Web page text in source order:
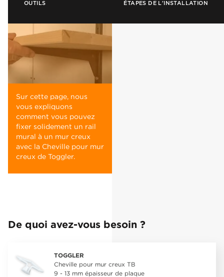
OUTILS ÉTAPES DE L'INSTALLATION
Sur cette page, nous
vous expliquons
comment vous pouvez
fixer solidement un rail
mural à un mur creux
avec la Cheville pour mur
creux de Toggler.
De quoi avez-vous besoin ?
TOGGLER
Cheville pour mur creux TB
9 - 13 mm épaisseur de plaque